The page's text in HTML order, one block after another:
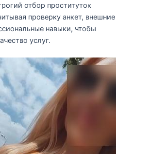
отбор проституток
проверку анкет, внешние
навыки, чтобы
услуг.